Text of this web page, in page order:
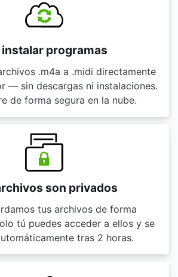
instalar programas
.m4a a .midi directamente
— sin descargas ni instalaciones.
de forma segura en la nube.
son privados
tus archivos de forma
tú puedes acceder a ellos y se
tras 2 horas.